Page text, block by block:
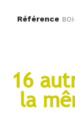
Référence
16
la